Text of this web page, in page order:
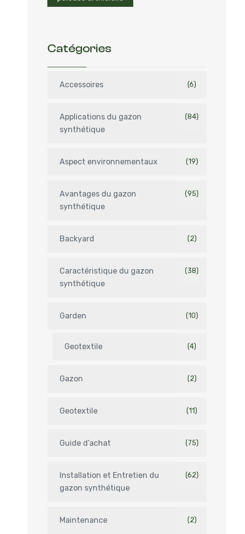
Catégories
Accessoires (6)
Applications du gazon
synthétique
(84)
Aspect environnementaux (19)
Avantages du gazon
synthétique
(95)
Backyard (2)
Caractéristique du gazon
synthétique
(38)
Garden (10)
Geotextile (4)
Gazon (2)
Geotextile (11)
Guide d’achat (75)
Installation et Entretien du
gazon synthétique
(62)
Maintenance (2)